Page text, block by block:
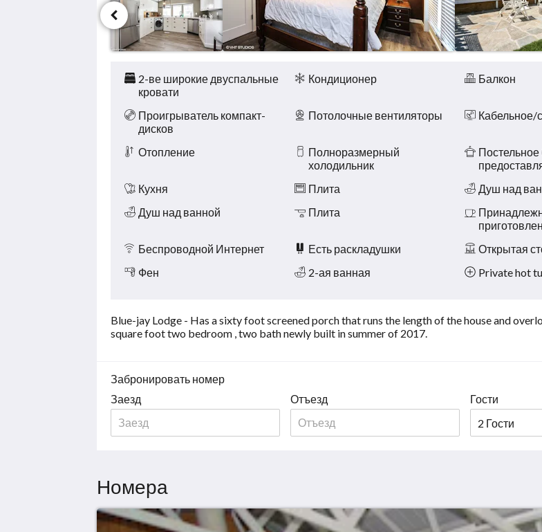
и услуги
2-ве широкие двуспальные
кровати
Кондиционер Балкон
Проигрыватель компакт-
дисков
Потолочные вентиляторы Кабельное/
Отопление
Полноразмерный
холодильник
Постельное
Кухня Плита Душ над
Душ над ванной
Плита
Беспроводной Интернет Есть раскладушки Открытая
Фен
2-ая ванная Private hot
Blue-jay Lodge - Has a sixty foot screened porch that runs the length of the house and
square foot two bedroom , two bath newly built in summer of 2017.
Забронировать номер
Заезд
Отъезд
Гости
Номера